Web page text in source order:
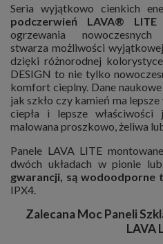
Seria wyjątkowo cienkich
podczerwień LAVA® LITE
ogrzewania
stwarza możliwości
dzięki różnorodnej
DESIGN to nie tylko
komfort cieplny. Dane
jak szkło czy kamień ma
ciepła i lepsze właściwości
malowana proszkowo, żeliwa
Panele LAVA LITE
dwóch układach w pionie
gwarancji, są wodoodporne
IPX4.
Zalecana Moc Paneli
LAVA